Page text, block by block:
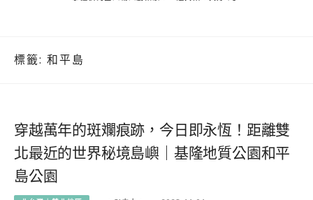
標籤: 和平島
穿越萬年的斑斕痕跡，今日即永恆！距離雙
北最近的世界秘境島嶼｜基隆地質公園和平
島公園